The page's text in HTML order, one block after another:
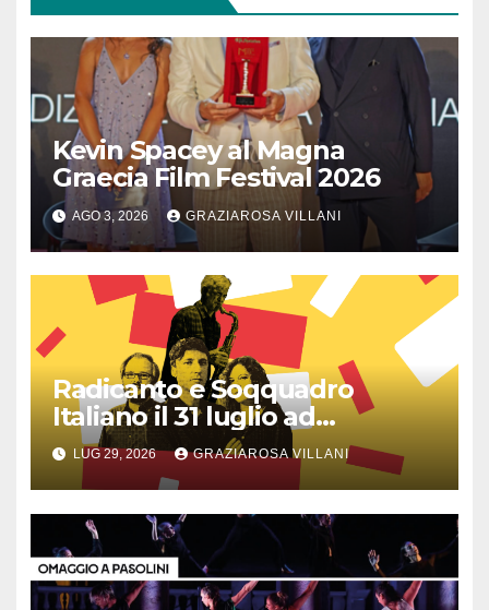
Kevin Spacey al Magna
Graecia Film Festival 2026
AGO 3, 2026 GRAZIAROSA VILLANI
Radicanto e Soqquadro
Italiano il 31 luglio ad
Anguillara
LUG 29, 2026 GRAZIAROSA VILLANI